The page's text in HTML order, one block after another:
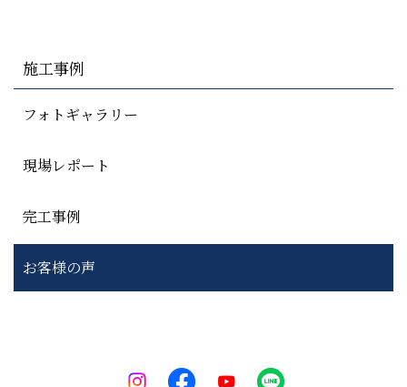
施工事例
フォトギャラリー
現場レポート
完工事例
お客様の声